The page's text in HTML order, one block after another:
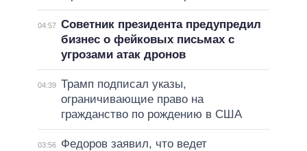
04:57 Советник президента предупредил
бизнес о фейковых письмах с
угрозами атак дронов
04:39 Трамп подписал указы,
ограничивающие право на
гражданство по рождению в США
03:56
Федоров заявил, что ведет